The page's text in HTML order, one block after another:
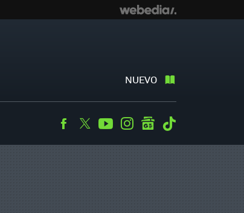
NUEVO
Facebook
TwitterYoutubeInstagramgooglenews